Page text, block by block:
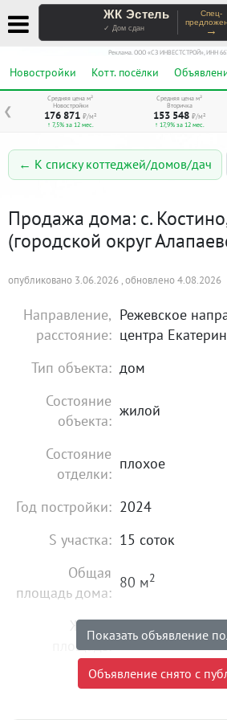
ЖК Эстель
✓ Дом сдан
Спец-
→
Реклама. ООО «СЗ ИНВЕСТСТРОЙ», ИНН
Новостройки Котт. посёлки
❮
Средняя цена м²
Новостройки
176 871 ₽/м²
↑ 7,5% за 12 мес.
Средняя цена м²
Вторичка
153 548 ₽/м²
↑ 17,9% за 12 мес.
← К списку коттеджей/домов/дач
Продажа дома: с.
(городской округ
опубликовано 3.06.2026 , обновлено 4.08.2026
Направление,
расстояние:
Режевское
центра
Тип объекта: дом
Состояние
объекта:
жилой
Состояние
отделки:
плохое
Год постройки: 2024
S участка: 15 соток
Общая
площадь дома:
80 м2
Жилая
площадь:
60 м2
Этажность: 2
Показать объявление
Объявление снято с